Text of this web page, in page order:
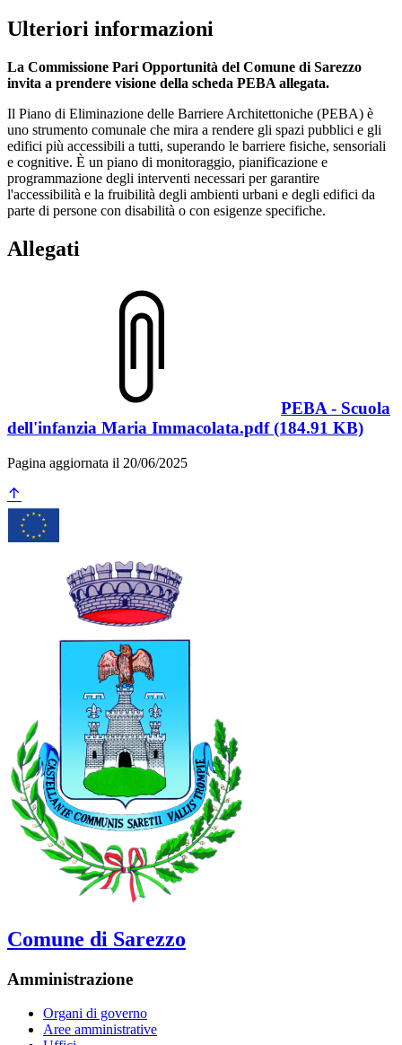
Ulteriori informazioni
La Commissione Pari Opportunità del Comune di Sarezzo
invita a prendere visione della scheda PEBA allegata.
Il Piano di Eliminazione delle Barriere Architettoniche (PEBA) è
uno strumento comunale che mira a rendere gli spazi pubblici e gli
edifici più accessibili a tutti, superando le barriere fisiche, sensoriali
e cognitive. È un piano di monitoraggio, pianificazione e
programmazione degli interventi necessari per garantire
l'accessibilità e la fruibilità degli ambienti urbani e degli edifici da
parte di persone con disabilità o con esigenze specifiche.
Allegati
PEBA - Scuola
dell'infanzia Maria Immacolata.pdf (184.91 KB)
Pagina aggiornata il 20/06/2025
Comune di Sarezzo
Amministrazione
Organi di governo
Aree amministrative